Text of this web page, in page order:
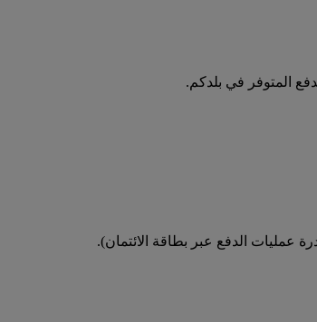
المتوفر في بلدكم.
عمليات الدفع عبر بطاقة الائتمان).